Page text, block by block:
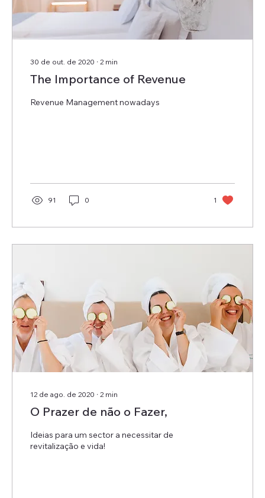
30 de out. de 2020 ∙ 2 min
The Importance of Revenue
Revenue Management nowadays
91 0 1
12 de ago. de 2020 ∙ 2 min
O Prazer de não o Fazer,
Ideias para um sector a necessitar de
revitalização e vida!